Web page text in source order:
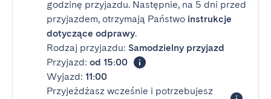
godzinę przyjazdu. Następnie, na 5 dni przed
przyjazdem, otrzymają Państwo instrukcje
dotyczące odprawy.
Rodzaj przyjazdu: Samodzielny przyjazd
Przyjazd: od 15:00
Wyjazd: 11:00
Przyjeżdżasz wcześnie i potrzebujesz